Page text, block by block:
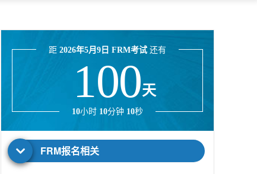
距 2026年5月9日 FRM考试 还有
100天
10小时 10分钟 10秒
FRM报名相关